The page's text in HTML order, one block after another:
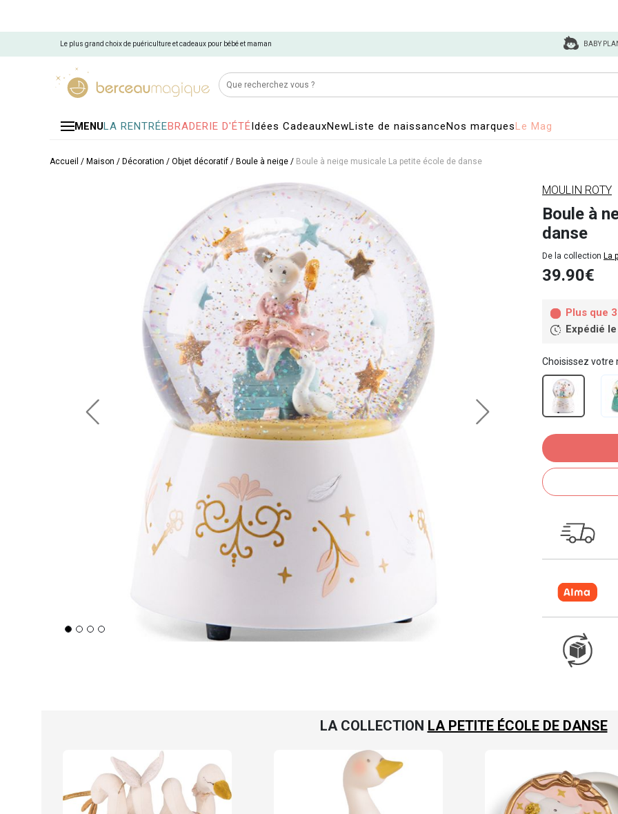
Le plus grand choix de puériculture et cadeaux pour bébé et maman BABY
MENULA RENTRÉEBRADERIE D'ÉTÉIdées CadeauxNewListe de naissanceNos marquesLe Mag
Accueil / Maison / Décoration / Objet décoratif / Boule à neige / Boule à neige musicale La petite école de danse
MOULIN ROTY
Boule à
danse
De la collection La
39.90€
Plus que
Expédié
Choisissez votre
LA COLLECTION LA PETITE ÉCOLE DE DANSE